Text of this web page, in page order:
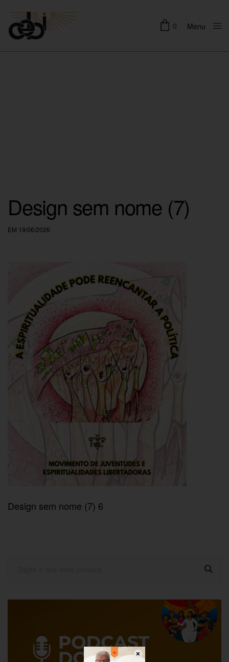
0 Menu
Design sem nome (7)
EM 19/06/2026
Design sem nome (7) 6